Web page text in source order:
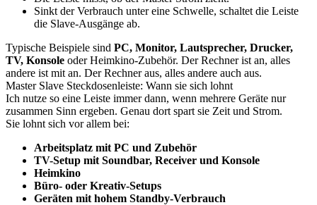
Sinkt der Verbrauch unter eine Schwelle, schaltet die Leiste
die Slave-Ausgänge ab.
Typische Beispiele sind PC, Monitor, Lautsprecher, Drucker,
TV, Konsole oder Heimkino-Zubehör. Der Rechner ist an, alles
andere ist mit an. Der Rechner aus, alles andere auch aus.
Master Slave Steckdosenleiste: Wann sie sich lohnt
Ich nutze so eine Leiste immer dann, wenn mehrere Geräte nur
zusammen Sinn ergeben. Genau dort spart sie Zeit und Strom.
Sie lohnt sich vor allem bei:
Arbeitsplatz mit PC und Zubehör
TV-Setup mit Soundbar, Receiver und Konsole
Heimkino
Büro- oder Kreativ-Setups
Geräten mit hohem Standby-Verbrauch